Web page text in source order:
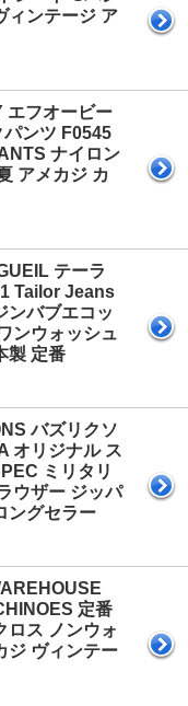
ィンテージ ア
エフオービー
ンツ F0545
ナイロン
アメカジ カ
テーラ
Tailor Jeans
ンバブエコッ
ンウォッシュ
製 定番
バズリクソ
オリジナル ス
ミリタリ
ウザー ジッパ
ングセラー
定番
ロス ノンウォ
ジ ヴィンテー